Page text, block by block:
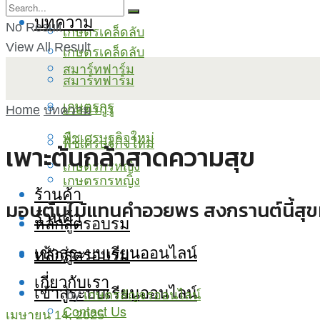
เกษตรเคล็ดลับ
สมาร์ทฟาร์ม
เกษตรกูรู
พืชเศรษฐกิจใหม่
เกษตรกรหญิง
ร้านค้า
หลักสูตรอบรม
เข้าสู่ระบบเรียนออนไลน์
บทความ
เกษตรเคล็ดลับ
สมาร์ทฟาร์ม
เกษตรกูรู
พืชเศรษฐกิจใหม่
เกษตรกรหญิง
ร้านค้า
หลักสูตรอบรม
เข้าสู่ระบบเรียนออนไลน์
เกี่ยวกับเรา
Contact Us
No Result
View All Result
Home บทความ
เพาะต้นกล้าสาดความสุข
มอบต้นไม้แทนคำอวยพร สงกรานต์นี้สุ
by เกษตรสัญจรออนไลน์
เมษายน 14, 2025